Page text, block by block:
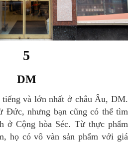
5
DM
Đức, nhưng bạn cũng có thể tìm
ở Cộng hòa Séc. Từ thực phẩm
họ có vô vàn sản phẩm với giá